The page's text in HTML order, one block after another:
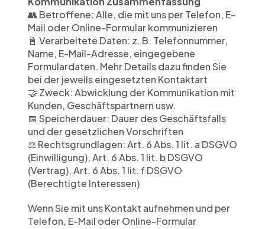
👥 Betroffene: Alle, die mit uns per Telefon, E-
Mail oder Online-Formular kommunizieren
📓 Verarbeitete Daten: z. B. Telefonnummer,
Name, E-Mail-Adresse, eingegebene
Formulardaten. Mehr Details dazu finden Sie
bei der jeweils eingesetzten Kontaktart
🤝 Zweck: Abwicklung der Kommunikation mit
Kunden, Geschäftspartnern usw.
📅 Speicherdauer: Dauer des Geschäftsfalls
und der gesetzlichen Vorschriften
⚖️ Rechtsgrundlagen: Art. 6 Abs. 1 lit. a DSGVO
(Einwilligung), Art. 6 Abs. 1 lit. b DSGVO
(Vertrag), Art. 6 Abs. 1 lit. f DSGVO
(Berechtigte Interessen)
Wenn Sie mit uns Kontakt aufnehmen und per
Telefon, E-Mail oder Online-Formular